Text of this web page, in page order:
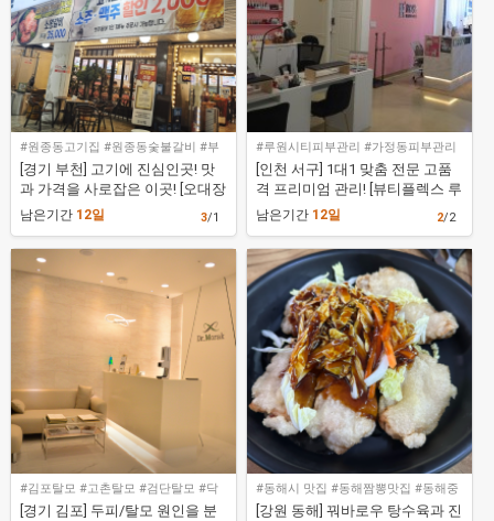
#원종동고기집 #원종동숯불갈비 #부
천단체회식 #원종동맛집 #오대장숯불
갈비
[경기 부천] 고기에 진심인곳! 맛
과 가격을 사로잡은 이곳! [오대장
숯불갈비]
남은기간 12일 3/1
#루원시티피부관리 #가정동피부관리
#인천서구피부관리 #뷰티플렉스 루원
시티점
[인천 서구] 1대1 맞춤 전문 고품
격 프리미엄 관리! [뷰티플렉스 루
원시티점]
남은기간 12일 2/2
#김포탈모 #고촌탈모 #검단탈모 #닥
터모락 김포풍무점
[경기 김포] 두피/탈모 원인을 분
#동해시 맛집 #동해짬뽕맛집 #동해중
식 #율짬뽕
[강원 동해] 꿔바로우 탕수육과 진